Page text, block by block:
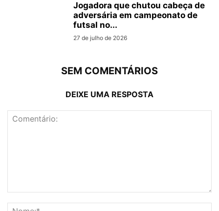
Jogadora que chutou cabeça de
adversária em campeonato de
futsal no...
27 de julho de 2026
SEM COMENTÁRIOS
DEIXE UMA RESPOSTA